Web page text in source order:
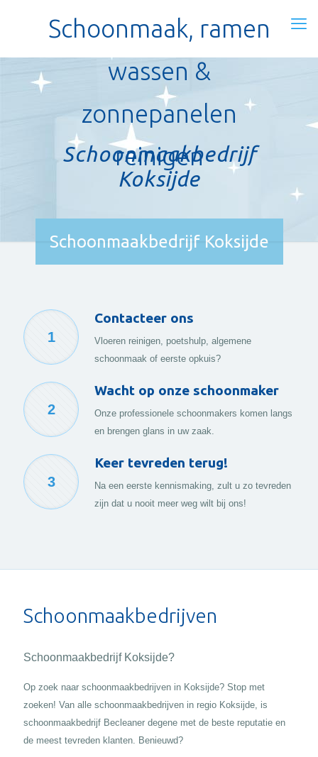
Schoonmaak, ramen
wassen &
zonnepanelen
reinigen
Schoonmaakbedrijf
Koksijde
Schoonmaakbedrijf Koksijde
1
Contacteer ons
Vloeren reinigen, poetshulp, algemene
schoonmaak of eerste opkuis?
2
Wacht op onze schoonmaker
Onze professionele schoonmakers komen langs
en brengen glans in uw zaak.
3
Keer tevreden terug!
Na een eerste kennismaking, zult u zo tevreden
zijn dat u nooit meer weg wilt bij ons!
Schoonmaakbedrijven
Schoonmaakbedrijf Koksijde?
Op zoek naar schoonmaakbedrijven in Koksijde? Stop met
zoeken! Van alle schoonmaakbedrijven in regio Koksijde, is
schoonmaakbedrijf Becleaner degene met de beste reputatie en
de meest tevreden klanten. Benieuwd?